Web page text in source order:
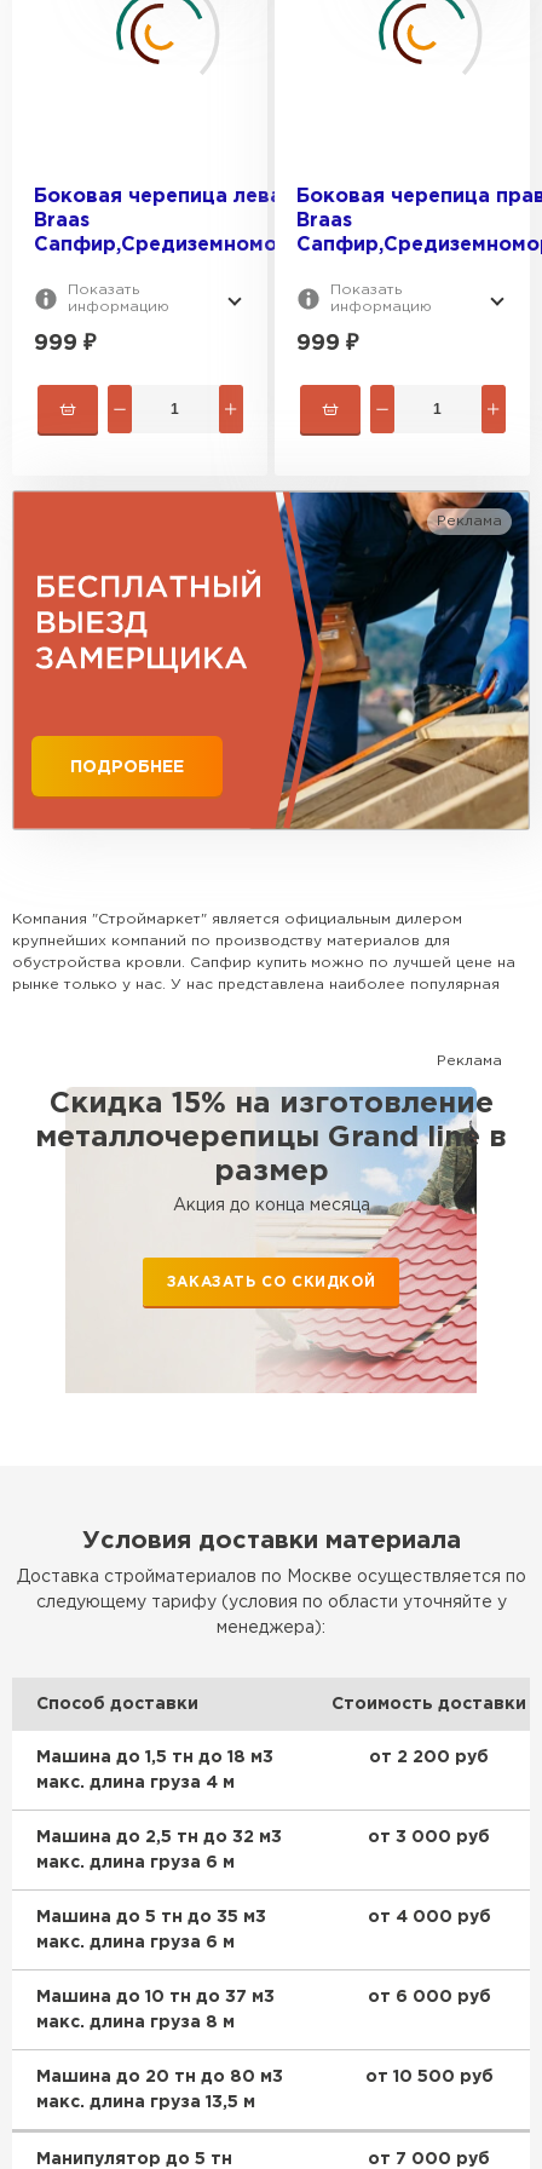
Боковая черепица левая
Braas
Сапфир,Средиземноморский
Показать
информацию
999 ₽
Боковая черепица
Braas
Показать
информацию
999 ₽
Реклама
ПОДРОБНЕЕ
Компания "Строймаркет" является официальным дилером
крупнейших компаний по производству материалов для
обустройства кровли. Сапфир купить можно по лучшей цене на
рынке только у нас. У нас представлена наиболее популярная
Реклама
Скидка 15% на изготовление
металлочерепицы Grand line в
размер
Акция до конца месяца
ЗАКАЗАТЬ СО СКИДКОЙ
Условия доставки материала
Доставка стройматериалов по Москве осуществляется по
следующему тарифу (условия по области уточняйте у
менеджера):
Способ доставки Стоимость доставки
Машина до 1,5 тн до 18 м3
макс. длина груза 4 м
от 2 200 руб
Машина до 2,5 тн до 32 м3
макс. длина груза 6 м
от 3 000 руб
Машина до 5 тн до 35 м3
макс. длина груза 6 м
от 4 000 руб
Машина до 10 тн до 37 м3
макс. длина груза 8 м
от 6 000 руб
Машина до 20 тн до 80 м3
макс. длина груза 13,5 м
от 10 500 руб
Манипулятор до 5 тн от 7 000 руб
Профилированный лист
Штакетник
Рулонная кровля
Цементно-песчаная черепица
ПЕРЕЙТИ